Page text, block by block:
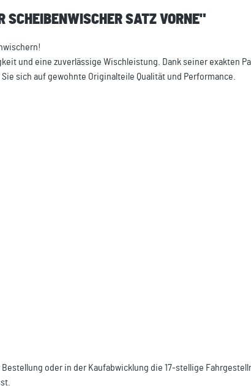
SATZ VORNE"
und eine zuverlässige Wischleistung. Dank seiner exakten
sich auf gewohnte Originalteile Qualität und Performance.
oder in der Kaufabwicklung die 17-stellige